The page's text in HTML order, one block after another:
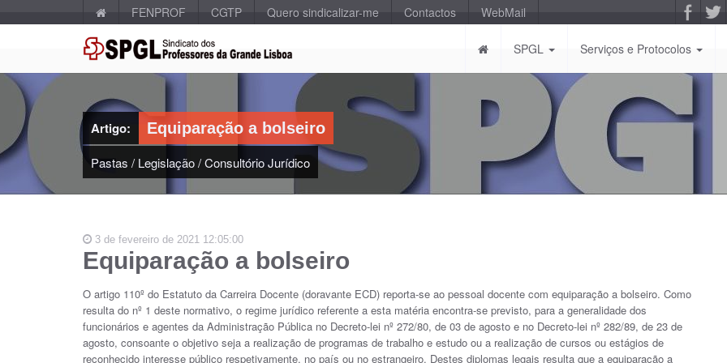
FENPROF CGTP Quero sindicalizar-me Contactos WebMail
SPGL Serviços e Protocolos
Artigo: Equiparação a bolseiro
Pastas / Legislação/Consultório Jurídico
3 de fevereiro de 2021 12:05:00
Equiparação a bolseiro
O artigo 110º do Estatuto da Carreira Docente (doravante ECD) reporta-se ao pessoal docente com equiparação a bolseiro. Como
resulta do nº 1 deste normativo, o regime jurídico referente a esta matéria encontra-se previsto, para a generalidade dos
funcionários e agentes da Administração Pública no Decreto-lei nº 272/80, de 03 de agosto e no Decreto-lei nº 282/89, de 23 de
agosto, consoante o objetivo seja a realização de programas de trabalho e estudo ou a realização de cursos ou estágios de
reconhecido interesse público respetivamente, no país ou no estrangeiro. Destes diplomas legais resulta que a equiparação a